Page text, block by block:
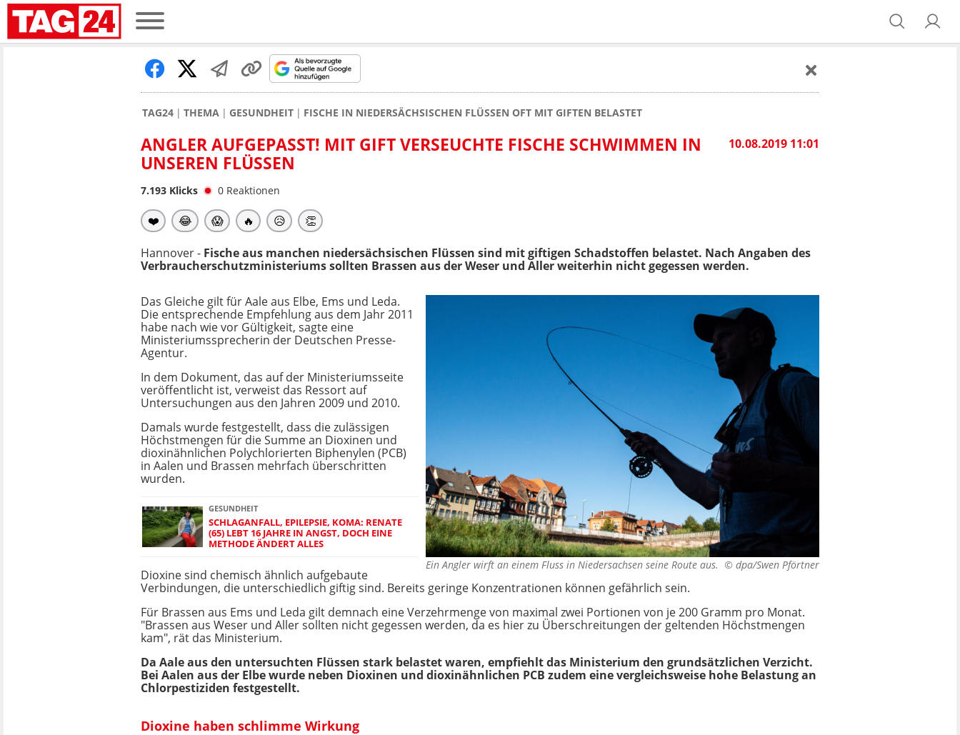
TAG24 THEMA GESUNDHEIT FISCHE IN NIEDERSÄCHSISCHEN FLÜSSEN OFT MIT GIFTEN BELASTET
10.08.2019 11:01
ANGLER AUFGEPASST! MIT GIFT VERSEUCHTE FISCHE SCHWIMMEN IN
UNSEREN FLÜSSEN
7.193 Klicks 0 Reaktionen
❤️ 😂 😱 🔥 😥 👏
Hannover - Fische aus manchen niedersächsischen Flüssen sind mit giftigen Schadstoffen belastet. Nach Angaben des
Verbraucherschutzministeriums sollten Brassen aus der Weser und Aller weiterhin nicht gegessen werden.
Ein Angler wirft an einem Fluss in Niedersachsen seine Route aus. © dpa/Swen Pförtner
Das Gleiche gilt für Aale aus Elbe, Ems und Leda.
Die entsprechende Empfehlung aus dem Jahr 2011
habe nach wie vor Gültigkeit, sagte eine
Ministeriumssprecherin der Deutschen Presse-
Agentur.
In dem Dokument, das auf der Ministeriumsseite
veröffentlicht ist, verweist das Ressort auf
Untersuchungen aus den Jahren 2009 und 2010.
Damals wurde festgestellt, dass die zulässigen
Höchstmengen für die Summe an Dioxinen und
dioxinähnlichen Polychlorierten Biphenylen (PCB)
in Aalen und Brassen mehrfach überschritten
wurden.
GESUNDHEIT
SCHLAGANFALL, EPILEPSIE, KOMA: RENATE
(65) LEBT 16 JAHRE IN ANGST, DOCH EINE
METHODE ÄNDERT ALLES
Dioxine sind chemisch ähnlich aufgebaute
Verbindungen, die unterschiedlich giftig sind. Bereits geringe Konzentrationen können gefährlich sein.
Für Brassen aus Ems und Leda gilt demnach eine Verzehrmenge von maximal zwei Portionen von je 200 Gramm pro Monat.
"Brassen aus Weser und Aller sollten nicht gegessen werden, da es hier zu Überschreitungen der geltenden Höchstmengen
kam", rät das Ministerium.
Da Aale aus den untersuchten Flüssen stark belastet waren, empfiehlt das Ministerium den grundsätzlichen Verzicht.
Bei Aalen aus der Elbe wurde neben Dioxinen und dioxinähnlichen PCB zudem eine vergleichsweise hohe Belastung an
Chlorpestiziden festgestellt.
Dioxine haben schlimme Wirkung